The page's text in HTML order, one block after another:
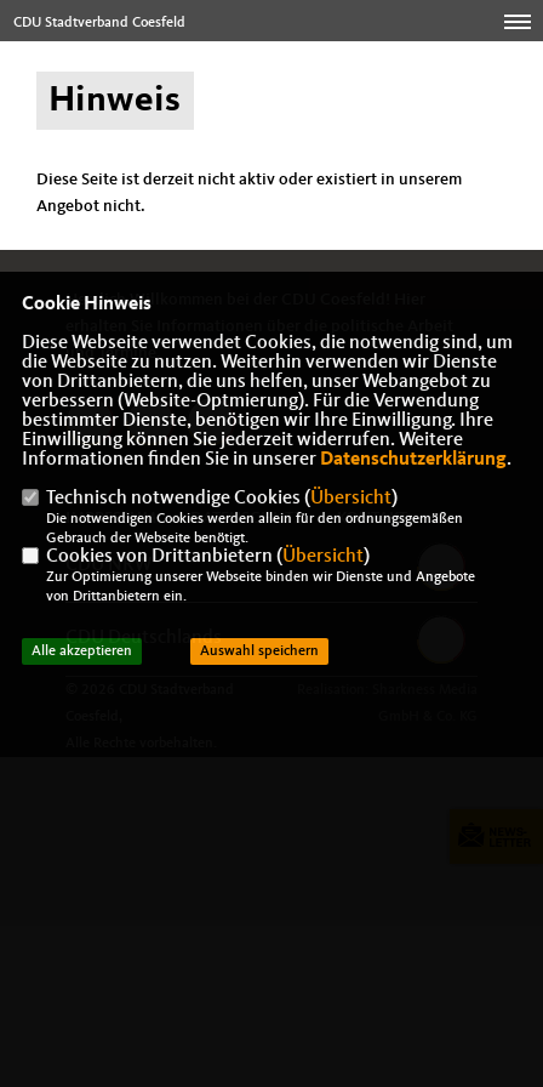
CDU Stadtverband Coesfeld
Hinweis
Diese Seite ist derzeit nicht aktiv oder existiert in unserem
Angebot nicht.
Herzlich Willkommen bei der CDU Coesfeld! Hier
und Termine.
IMPRESSUM DATENSCHUTZ KONTAKT
CDU NRW
CDU Deutschlands
Cookie Hinweis
Diese Webseite verwendet Cookies, die notwendig sind, um
die Webseite zu nutzen. Weiterhin verwenden wir Dienste
von Drittanbietern, die uns helfen, unser Webangebot zu
verbessern (Website-Optmierung). Für die Verwendung
bestimmter Dienste, benötigen wir Ihre Einwilligung. Ihre
Einwilligung können Sie jederzeit widerrufen. Weitere
Informationen finden Sie in unserer Datenschutzerklärung.
Technisch notwendige Cookies (Übersicht)
Die notwendigen Cookies werden allein für den ordnungsgemäßen
Gebrauch der Webseite benötigt.
Cookies von Drittanbietern (Übersicht)
Zur Optimierung unserer Webseite binden wir Dienste und Angebote
von Drittanbietern ein.
Alle akzeptieren Auswahl speichern